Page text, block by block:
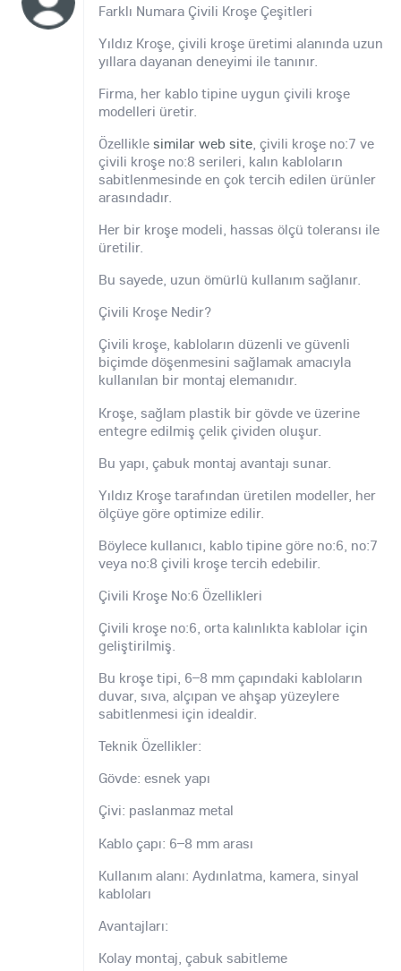
Farklı Numara Çivili Kroşe Çeşitleri
Yıldız Kroşe, çivili kroşe üretimi alanında uzun
yıllara dayanan deneyimi ile tanınır.
Firma, her kablo tipine uygun çivili kroşe
modelleri üretir.
Özellikle similar web site, çivili kroşe no:7 ve
çivili kroşe no:8 serileri, kalın kabloların
sabitlenmesinde en çok tercih edilen ürünler
arasındadır.
Her bir kroşe modeli, hassas ölçü toleransı ile
üretilir.
Bu sayede, uzun ömürlü kullanım sağlanır.
Çivili Kroşe Nedir?
Çivili kroşe, kabloların düzenli ve güvenli
biçimde döşenmesini sağlamak amacıyla
kullanılan bir montaj elemanıdır.
Kroşe, sağlam plastik bir gövde ve üzerine
entegre edilmiş çelik çividen oluşur.
Bu yapı, çabuk montaj avantajı sunar.
Yıldız Kroşe tarafından üretilen modeller, her
ölçüye göre optimize edilir.
Böylece kullanıcı, kablo tipine göre no:6, no:7
veya no:8 çivili kroşe tercih edebilir.
Çivili Kroşe No:6 Özellikleri
Çivili kroşe no:6, orta kalınlıkta kablolar için
geliştirilmiş.
Bu kroşe tipi, 6–8 mm çapındaki kabloların
duvar, sıva, alçıpan ve ahşap yüzeylere
sabitlenmesi için idealdir.
Teknik Özellikler:
Gövde: esnek yapı
Çivi: paslanmaz metal
Kablo çapı: 6–8 mm arası
Kullanım alanı: Aydınlatma, kamera, sinyal
kabloları
Avantajları:
Kolay montaj, çabuk sabitleme